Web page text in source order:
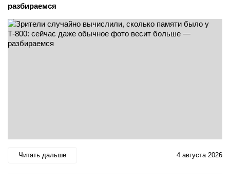
разбираемся
Читать дальше 4 августа 2026